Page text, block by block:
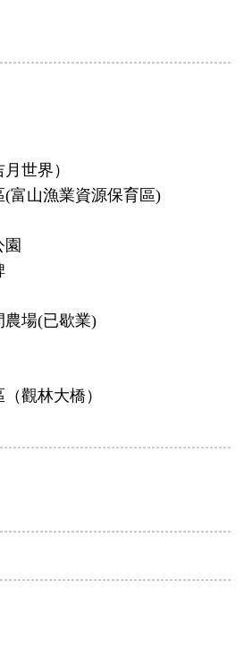
世界）
富山漁業資源保育區)
農場(已歇業)
觀林大橋）